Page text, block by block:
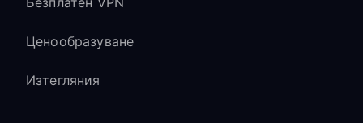
Ценообразуване
Изтегляния